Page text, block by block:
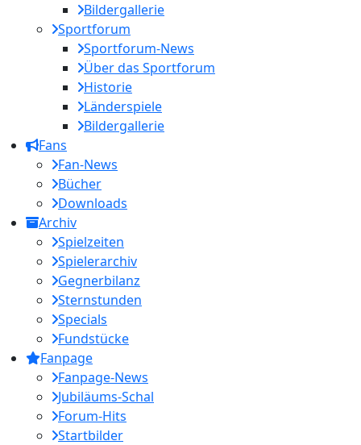
Bildergallerie
Sportforum
Sportforum-News
Über das Sportforum
Historie
Länderspiele
Bildergallerie
Fans
Fan-News
Bücher
Downloads
Archiv
Spielzeiten
Spielerarchiv
Gegnerbilanz
Sternstunden
Specials
Fundstücke
Fanpage
Fanpage-News
Jubiläums-Schal
Forum-Hits
Startbilder